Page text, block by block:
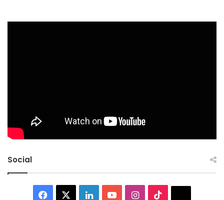
Social
Facebook LinkedInYouTubeInstagram